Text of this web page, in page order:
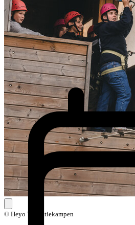
© Heyo Vakantiekampen